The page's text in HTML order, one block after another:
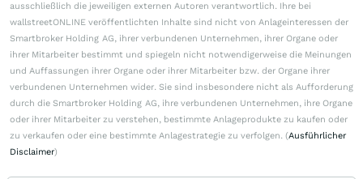
ausschließlich die jeweiligen externen Autoren verantwortlich. Ihre bei
wallstreetONLINE veröffentlichten Inhalte sind nicht von Anlageinteressen der
Smartbroker Holding AG, ihrer verbundenen Unternehmen, ihrer Organe oder
ihrer Mitarbeiter bestimmt und spiegeln nicht notwendigerweise die Meinungen
und Auffassungen ihrer Organe oder ihrer Mitarbeiter bzw. der Organe ihrer
verbundenen Unternehmen wider. Sie sind insbesondere nicht als Aufforderung
durch die Smartbroker Holding AG, ihre verbundenen Unternehmen, ihre Organe
oder ihrer Mitarbeiter zu verstehen, bestimmte Anlageprodukte zu kaufen oder
zu verkaufen oder eine bestimmte Anlagestrategie zu verfolgen. (Ausführlicher
Disclaimer)